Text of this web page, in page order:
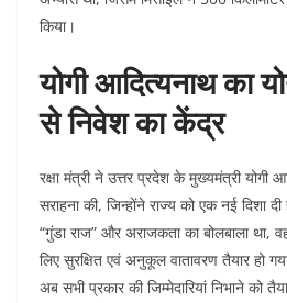
किया।
योगी आदित्यनाथ का
से निवेश का केंद्र
रक्षा मंत्री ने उत्तर प्रदेश के मुख्यमंत्री योगी
सराहना की, जिन्होंने राज्य को एक नई दिशा
“गुंडा राज” और अराजकता का बोलबाला था,
लिए सुरक्षित एवं अनुकूल वातावरण तैयार हो
अब सभी प्रकार की जिम्मेदारियां निभाने को